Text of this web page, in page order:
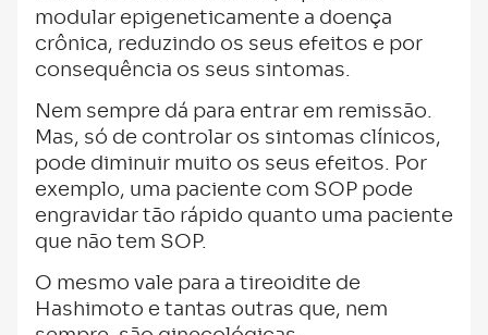
modular epigeneticamente a doença
crônica, reduzindo os seus efeitos e por
consequência os seus sintomas.
Nem sempre dá para entrar em remissão.
Mas, só de controlar os sintomas clínicos,
pode diminuir muito os seus efeitos. Por
exemplo, uma paciente com SOP pode
engravidar tão rápido quanto uma paciente
que não tem SOP.
O mesmo vale para a tireoidite de
Hashimoto e tantas outras que, nem